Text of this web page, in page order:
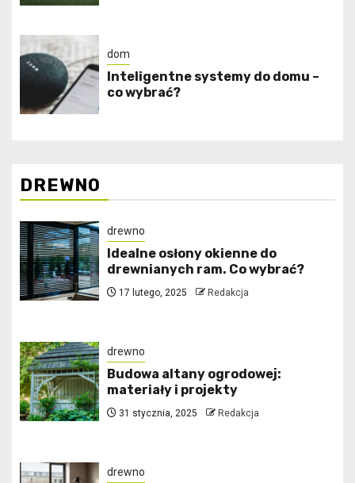
dom
Inteligentne systemy do domu –
co wybrać?
DREWNO
drewno
Idealne osłony okienne do
drewnianych ram. Co wybrać?
17 lutego, 2025 Redakcja
drewno
Budowa altany ogrodowej:
materiały i projekty
31 stycznia, 2025 Redakcja
drewno